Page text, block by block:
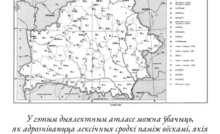
У гэтым дыялектным атласе можна ўбачыць,
як адрозніваюцца лексічныя сродкі паміж вёскамі, якія